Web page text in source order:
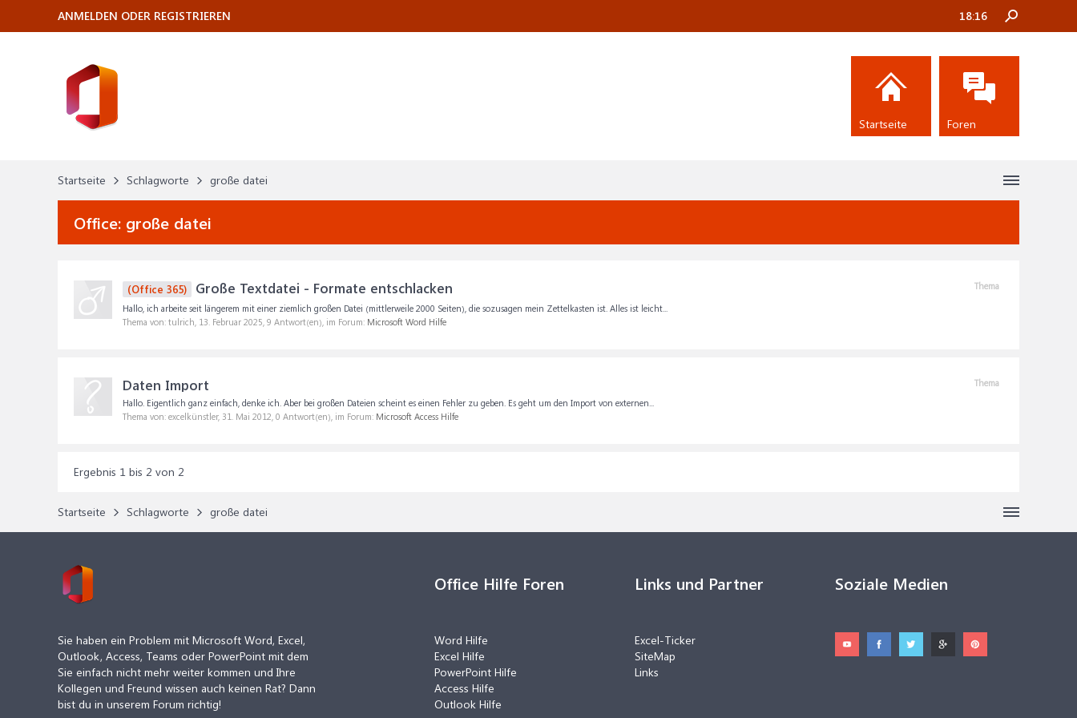
Startseite Schlagworte große datei
Office: große datei
Thema
(Office 365) Große Textdatei - Formate entschlacken
Hallo, ich arbeite seit längerem mit einer ziemlich großen Datei (mittlerweile 2000 Seiten), die sozusagen mein Zettelkasten ist. Alles ist leicht...
Thema von: tulrich, 13. Februar 2025, 9 Antwort(en), im Forum: Microsoft Word Hilfe
Thema
Daten Import
Hallo. Eigentlich ganz einfach, denke ich. Aber bei großen Dateien scheint es einen Fehler zu geben. Es geht um den Import von externen...
Thema von: excelkünstler, 31. Mai 2012, 0 Antwort(en), im Forum: Microsoft Access Hilfe
Ergebnis 1 bis 2 von 2
Startseite Schlagworte große datei
ANMELDEN ODER REGISTRIEREN 18:16
Startseite Foren
Sie haben ein Problem mit Microsoft Word, Excel,
Outlook, Access, Teams oder PowerPoint mit dem
Sie einfach nicht mehr weiter kommen und Ihre
Kollegen und Freund wissen auch keinen Rat? Dann
bist du in unserem Forum richtig!
Office Hilfe Foren
Word Hilfe
Excel Hilfe
PowerPoint Hilfe
Access Hilfe
Outlook Hilfe
Links und Partner
Excel-Ticker
SiteMap
Links
Soziale Medien